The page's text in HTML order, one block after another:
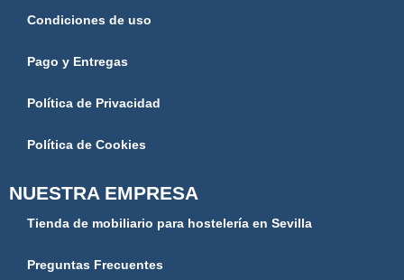
Condiciones de uso
Pago y Entregas
Política de Privacidad
Política de Cookies
NUESTRA EMPRESA
Tienda de mobiliario para hostelería en Sevilla
Preguntas Frecuentes